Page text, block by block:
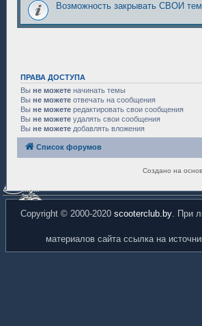
Возможность закрывать СВОИ
ПРАВА ДОСТУПА
Вы не можете начинать темы
Вы не можете отвечать на сообщения
Вы не можете редактировать свои сообщения
Вы не можете удалять свои сообщения
Вы не можете добавлять вложения
Список форумов
Создано на
Copyright © 2000-2020 scooterclub.by. При
материалов сайта ссылка на